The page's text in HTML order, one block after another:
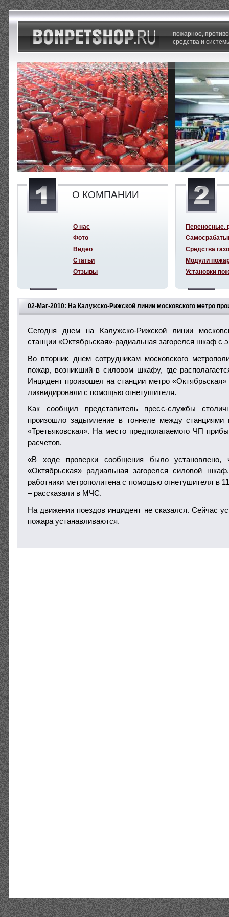
02-Mar-2010: На Калужско-Рижской линии московского метро
Сегодня днем на Калужско-Рижской линии
станции «Октябрьская»-радиальная загорелся шкаф с
Во вторник днем сотрудникам московского
пожар, возникший в силовом шкафу, где
Инцидент произошел на станции метро «Октябрьская»
ликвидировали с помощью огнетушителя.
Как сообщил представитель пресс-службы
произошло задымление в тоннеле между станциями
«Третьяковская». На место предполагаемого ЧП
расчетов.
«В ходе проверки сообщения было установлено,
«Октябрьская» радиальная загорелся силовой
работники метрополитена с помощью огнетушителя в
– рассказали в МЧС.
На движении поездов инцидент не сказался. Сейчас
пожара устанавливаются.
пожарное,
средства и
О КОМПАНИИ
О нас
Фото
Видео
Статьи
Отзывы
Переносные,
Средства
Модули
Установки